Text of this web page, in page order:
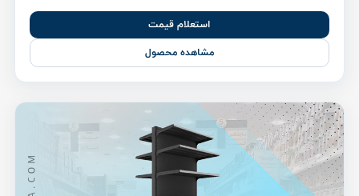
استعلام قیمت
مشاهده محصول